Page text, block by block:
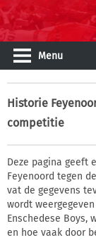
Menu
Historie
competitie
Deze pagina geeft
Feyenoord tegen
vat de gegevens
wordt
Enschedese Boys,
en hoe vaak door